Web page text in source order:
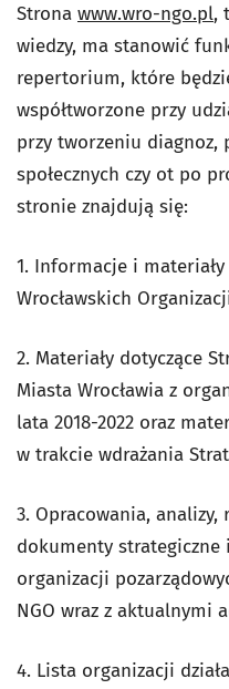
Strona www.wro-ngo.pl,
wiedzy, ma stanowić
repertorium, które
współtworzone przy
przy tworzeniu
społecznych czy ot po
stronie znajdują się:
1. Informacje i
Wrocławskich
2. Materiały dotyczące
Miasta Wrocławia z
lata 2018-2022 oraz
w trakcie wdrażania
3. Opracowania,
dokumenty strategiczne
organizacji
NGO wraz z aktualnymi
4. Lista organizacji